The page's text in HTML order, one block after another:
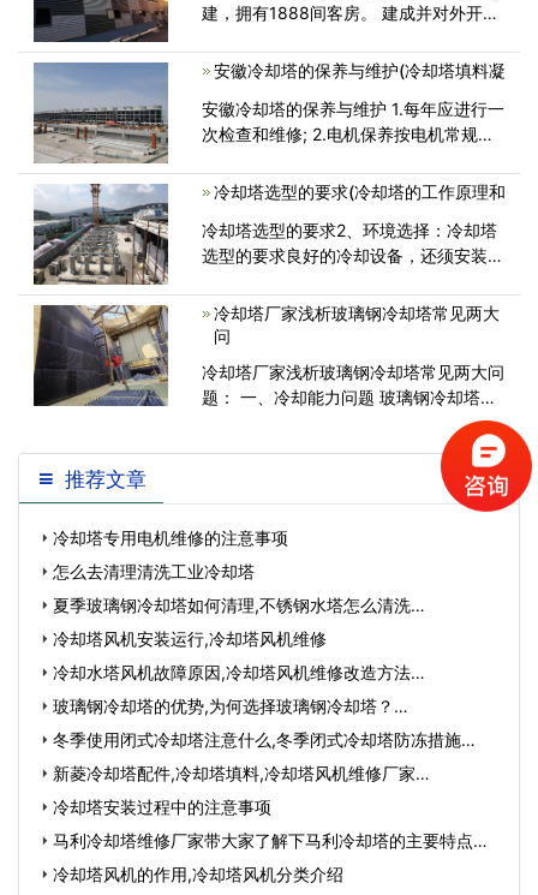
建，拥有1888间客房。 建成并对外开放
和中国大陆每家酒店房间最多的酒店。
安徽冷却塔的保养与维护(冷却塔填料凝
安徽冷却塔的保养与维护 1.每年应进行一
次检查和维修; 2.电机保养按电机常规进
于标准线; 3.填料、壳体如有积污须及时
冷却塔选型的要求(冷却塔的工作原理和
冷却塔选型的要求2、环境选择：冷却塔
选型的要求良好的冷却设备，还须安装在
2.1、冷却塔选型的要求应安装在屋顶或
空气流通的地方；2.2、冷却塔选型的要
冷却塔厂家浅析玻璃钢冷却塔常见两大
问
冷却塔厂家浅析玻璃钢冷却塔常见两大问
题： 一、冷却能力问题 玻璃钢冷却塔能
推荐文章
冷却塔专用电机维修的注意事项
怎么去清理清洗工业冷却塔
夏季玻璃钢冷却塔如何清理,不锈钢水塔怎么清洗…
冷却塔风机安装运行,冷却塔风机维修
冷却水塔风机故障原因,冷却塔风机维修改造方法…
玻璃钢冷却塔的优势,为何选择玻璃钢冷却塔？…
冬季使用闭式冷却塔注意什么,冬季闭式冷却塔防冻措施…
新菱冷却塔配件,冷却塔填料,冷却塔风机维修厂家…
冷却塔安装过程中的注意事项
马利冷却塔维修厂家带大家了解下马利冷却塔的主要特点有
哪…冷却塔风机的作用,冷却塔风机分类介绍